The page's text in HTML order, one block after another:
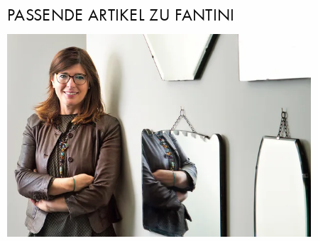
PASSENDE ARTIKEL ZU FANTINI